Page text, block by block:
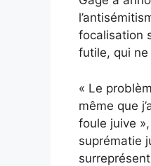
focalisation
futile, qui ne
« Le
même que
foule juive
suprématie